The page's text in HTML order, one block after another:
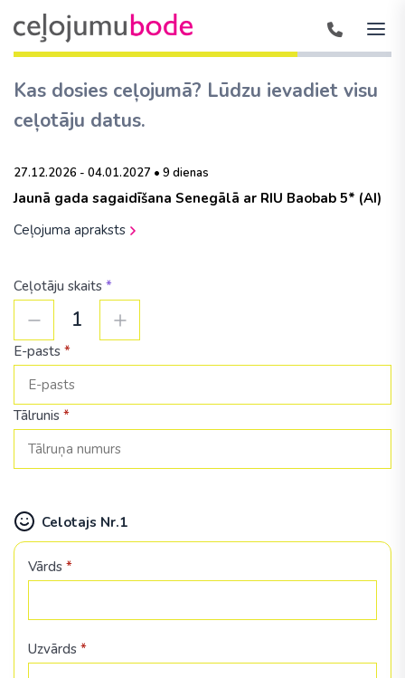
Kas dosies ceļojumā? Lūdzu ievadiet visu
ceļotāju datus.
27.12.2026 - 04.01.2027 • 9 dienas
Jaunā gada sagaidīšana Senegālā ar RIU Baobab 5* (AI)
Ceļojuma apraksts
Ceļotāju skaits *
1
E-pasts *
Tālrunis *
Celotajs Nr.1
Vārds *
Uzvārds *